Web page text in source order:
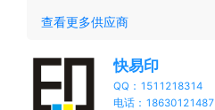
查看更多供应商
快易印
QQ：1511218314
电话：18630121487